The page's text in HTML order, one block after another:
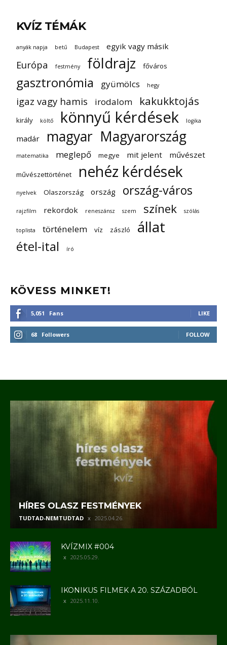
KVÍZ TÉMÁK
anyák napja betű Budapest egyik vagy másik
Európa festmény földrajz főváros
gasztronómia gyümölcs hegy
igaz vagy hamis irodalom kakukktojás
király költő könnyű kérdések logika
madár magyar Magyarország
matematika meglepő megye mit jelent művészet
művészettörténet nehéz kérdések
nyelvek Olaszország ország ország-város
rajzfilm rekordok reneszánsz szem színek szólás
toplista történelem víz zászló állat
étel-ital író
KÖVESS MINKET!
5,051 Fans LIKE
68 Followers FOLLOW
HÍRES OLASZ FESTMÉNYEK
TUDTAD-NEMTUDTAD 2025.04.26.
KVÍZMIX #004
2025.05.29.
IKONIKUS FILMEK A 20. SZÁZADBÓL
2025.11.10.